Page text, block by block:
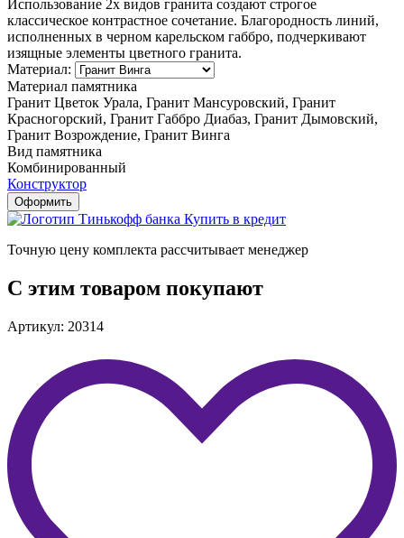
Использование 2х видов гранита создают строгое
классическое контрастное сочетание. Благородность линий,
исполненных в черном карельском габбро, подчеркивают
изящные элементы цветного гранита.
Материал:
Материал памятника
Гранит Цветок Урала, Гранит Мансуровский, Гранит
Красногорский, Гранит Габбро Диабаз, Гранит Дымовский,
Гранит Возрождение, Гранит Винга
Вид памятника
Комбинированный
Конструктор
Оформить
Купить в кредит
Точную цену комплекта рассчитывает менеджер
С этим товаром покупают
Артикул: 20314